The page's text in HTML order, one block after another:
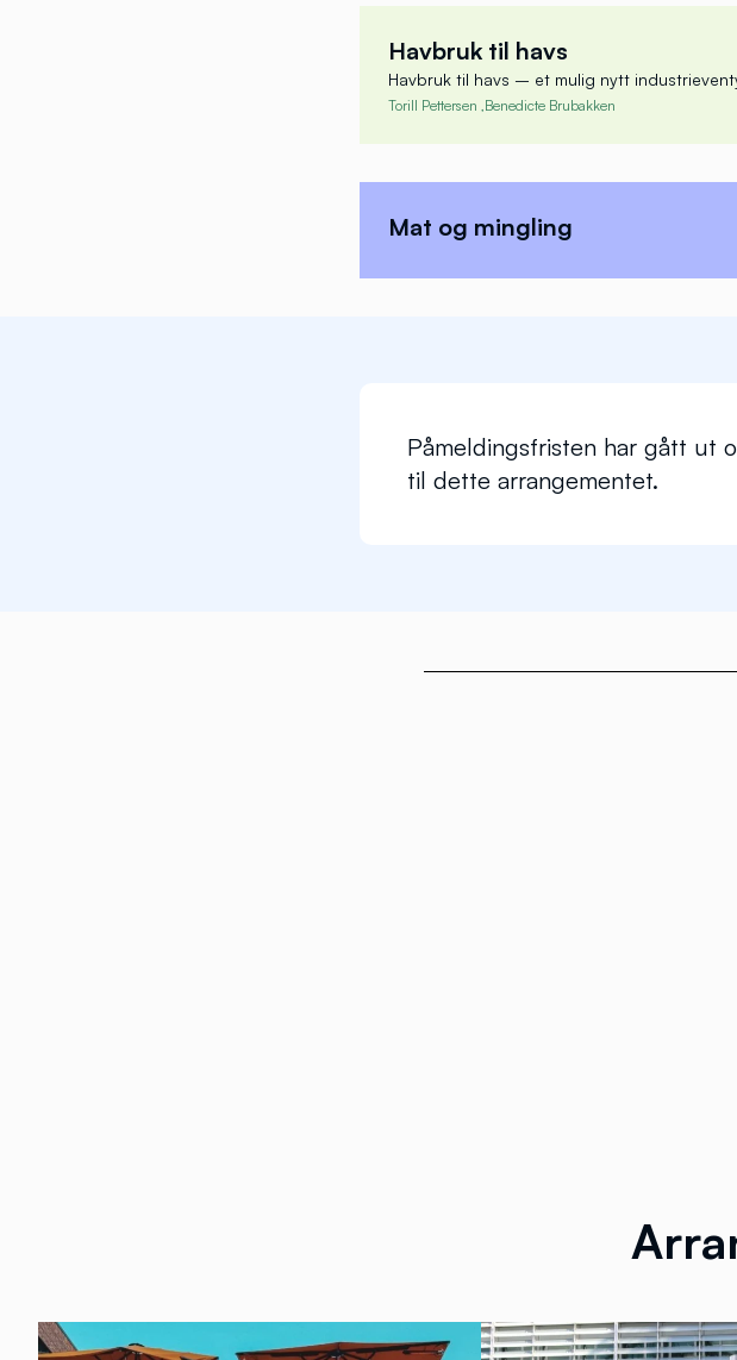
Kristian Digre
Stiftelsen Nor Fishing
Havbruk til havs
Havbruk til havs – et mulig nytt
Torill Pettersen , Benedicte Brubakken
Torill Pettersen
Frøya Næringsforum
Mat og mingling
Påmeldingsfristen har gått ut
til dette arrangementet.